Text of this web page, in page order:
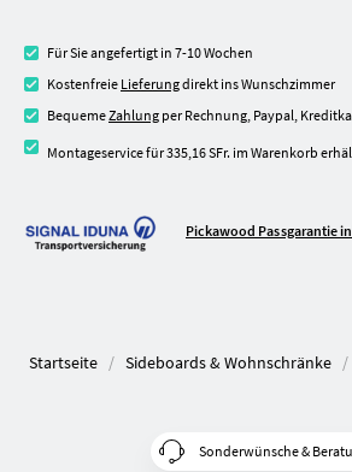
Für Sie angefertigt in 7-10 Wochen
Kostenfreie Lieferungdirekt ins Wunschzimmer
BequemeZahlung per Rechnung, Paypal,
Montageservice für 335,16 SFr. im Warenkorb
Pickawood Passgarantie
Startseite Sideboards & Wohnschränke
Sonderwünsche &